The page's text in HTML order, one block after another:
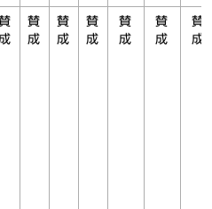
成
賛
成
賛
成
賛
成
賛
成
賛
成
賛
成